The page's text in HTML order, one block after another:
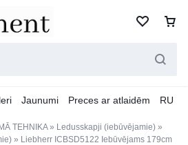
Jaunumi Preces ar atlaidēm RU
TEHNIKA» Ledusskapji (iebūvējamie) »
» Liebherr ICBSD5122 Iebūvējams 179cm